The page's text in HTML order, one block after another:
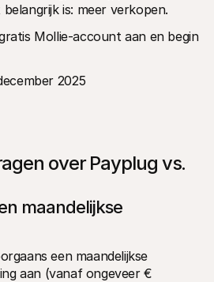
is: meer verkopen.
Mollie-account aan en begin
2025
over Payplug vs.
maandelijkse
een maandelijkse
aan (vanaf ongeveer €